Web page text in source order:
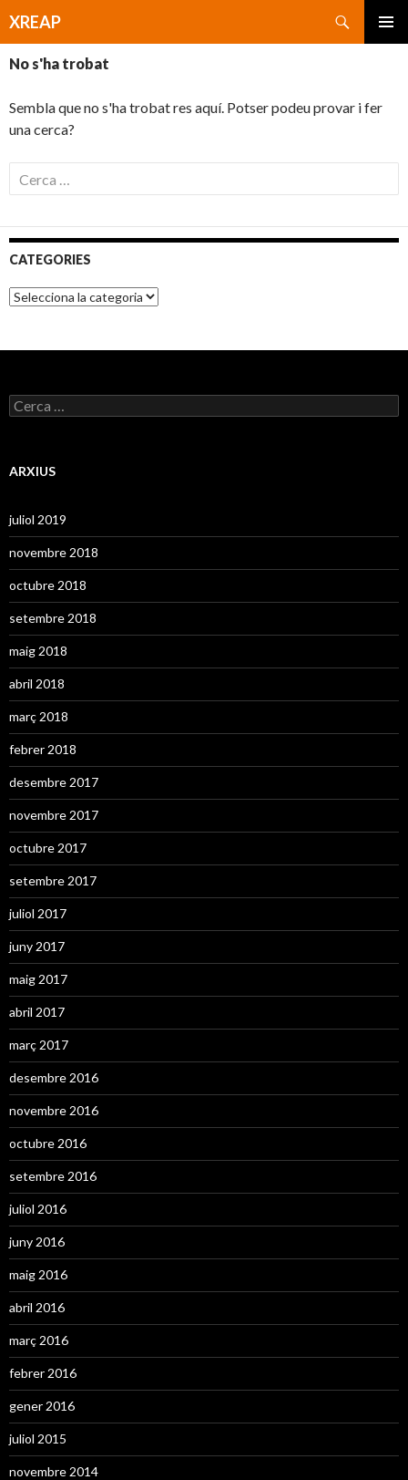
XREAP
AL
No s'ha trobat
Sembla que no s'ha trobat res aquí. Potser podeu provar i fer
una cerca?
e
c
a
CATEGORIES
C
a
r
C
e
a
ARXIUS
juliol 2019
novembre 2018
octubre 2018
setembre 2018
maig 2018
abril 2018
març 2018
febrer 2018
desembre 2017
novembre 2017
octubre 2017
setembre 2017
juliol 2017
juny 2017
maig 2017
abril 2017
març 2017
desembre 2016
novembre 2016
octubre 2016
setembre 2016
juliol 2016
juny 2016
maig 2016
abril 2016
març 2016
febrer 2016
gener 2016
juliol 2015
novembre 2014